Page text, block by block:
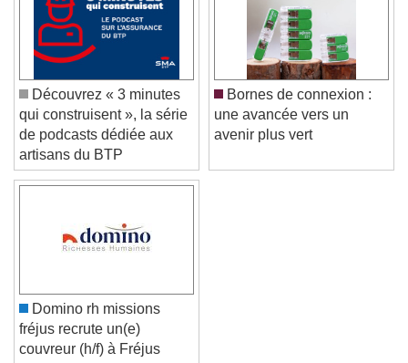
Color
Caption Area Background
Color Opacity
Font Size
Text Edge Style
Font Family
Close Modal Dialog
End of dialog window.
Découvrez « 3 minutes
qui construisent », la série
de podcasts dédiée aux
artisans du BTP
Bornes de connexion :
une avancée vers un
Domino rh missions
fréjus recrute un(e)